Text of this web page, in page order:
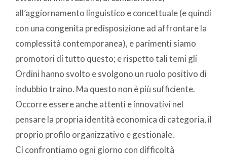
all’aggiornamento linguistico e concettuale (e quindi
con una congenita predisposizione ad affrontare la
complessità contemporanea), e parimenti siamo
promotori di tutto questo; e rispetto tali temi gli
Ordini hanno svolto e svolgono un ruolo positivo di
indubbio traino. Ma questo non è più sufficiente.
Occorre essere anche attenti e innovativi nel
pensare la propria identità economica di categoria, il
proprio profilo organizzativo e gestionale.
Ci confrontiamo ogni giorno con difficoltà